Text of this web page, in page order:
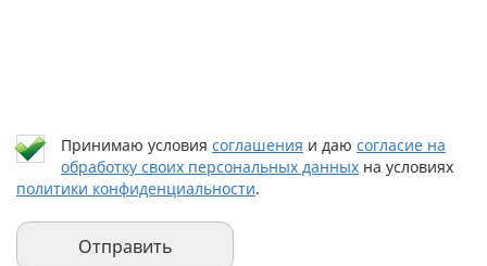
Принимаю условия соглашения и даю согласие на
обработку своих персональных данных на условиях
политики конфиденциальности.